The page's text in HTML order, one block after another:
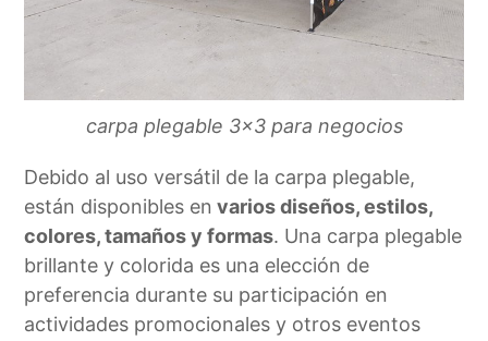
carpa plegable 3×3 para negocios
Debido al uso versátil de la carpa plegable,
están disponibles en varios diseños, estilos,
colores, tamaños y formas. Una carpa plegable
brillante y colorida es una elección de
preferencia durante su participación en
actividades promocionales y otros eventos